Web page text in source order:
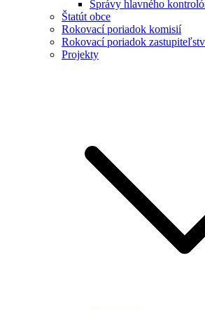
Správy hlavného
Štatút obce
Rokovací poriadok komisií
Rokovací poriadok
Projekty